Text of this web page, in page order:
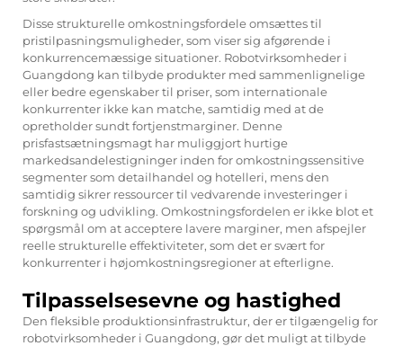
Disse strukturelle omkostningsfordele omsættes til
pristilpasningsmuligheder, som viser sig afgørende i
konkurrencemæssige situationer. Robotvirksomheder i
Guangdong kan tilbyde produkter med sammenlignelige
eller bedre egenskaber til priser, som internationale
konkurrenter ikke kan matche, samtidig med at de
opretholder sundt fortjenstmarginer. Denne
prisfastsætningsmagt har muliggjort hurtige
markedsandelestigninger inden for omkostningssensitive
segmenter som detailhandel og hotelleri, mens den
samtidig sikrer ressourcer til vedvarende investeringer i
forskning og udvikling. Omkostningsfordelen er ikke blot et
spørgsmål om at acceptere lavere marginer, men afspejler
reelle strukturelle effektiviteter, som det er svært for
konkurrenter i højomkostningsregioner at efterligne.
Tilpasselsesevne og hastighed
Den fleksible produktionsinfrastruktur, der er tilgængelig for
robotvirksomheder i Guangdong, gør det muligt at tilbyde